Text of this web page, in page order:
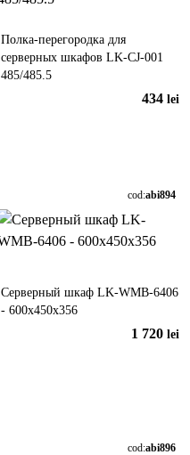
Полка-перегородка для
серверных шкафов LK-CJ-001
485/485.5
434 lei
cod:abi894
Серверный шкаф LK-WMB-6406
- 600x450x356
1 720 lei
cod:abi896